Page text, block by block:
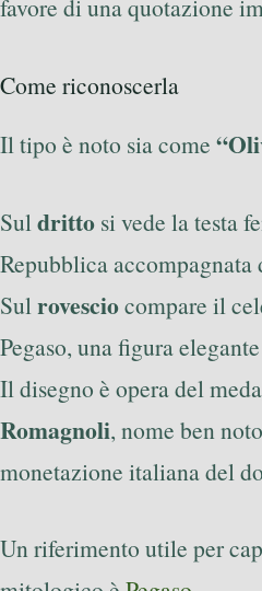
favore di una quotazione
Come riconoscerla
Il tipo è noto sia come
Sul dritto si vede la testa
Repubblica
Sul rovesciocompare il
Pegaso, una figura
Il disegno è opera del
Romagnoli, nome ben
monetazione italiana del
Un riferimento utile per